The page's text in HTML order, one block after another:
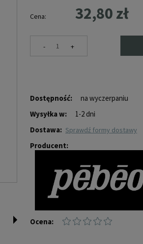
Dostępność:
na wyczerpaniu
Wysyłka w:
1-2 dni
Dostawa:
sprawdź formy dostawy
Producent:
Ocena:
Cena: 32,80 zł
- +